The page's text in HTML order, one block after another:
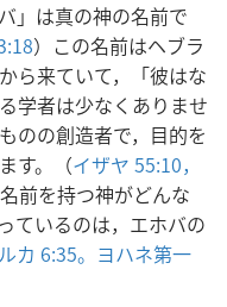
」は真の神の名前で
）この名前はヘブラ
ら来ていて，「彼はな
学者は少なくありませ
のの創造者で，目的を
す。（イザヤ 55:10，
前を持つ神がどんな
ているのは，エホバの
ルカ 6:35。 ヨハネ第一